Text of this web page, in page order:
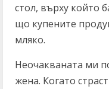
стол, върху който
що купените
мляко.
Неочакваната ми
жена. Когато